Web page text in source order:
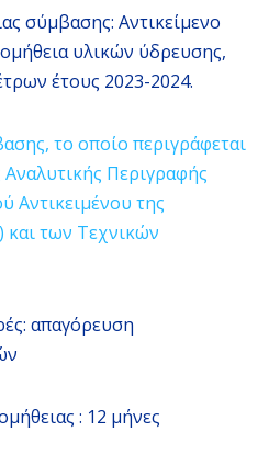
σύμβασης: Αντικείμενο
υλικών ύδρευσης,
έτους 2023-2024.
το οποίο περιγράφεται
Περιγραφής
Αντικειμένου της
των Τεχνικών
απαγόρευση
: 12 μήνες